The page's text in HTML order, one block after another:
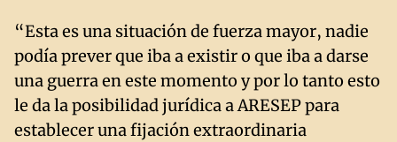
“Esta es una situación de fuerza mayor, nadie
podía prever que iba a existir o que iba a darse
una guerra en este momento y por lo tanto esto
le da la posibilidad jurídica a ARESEP para
establecer una fijación extraordinaria